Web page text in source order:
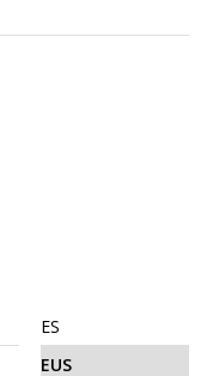
ES
EUS